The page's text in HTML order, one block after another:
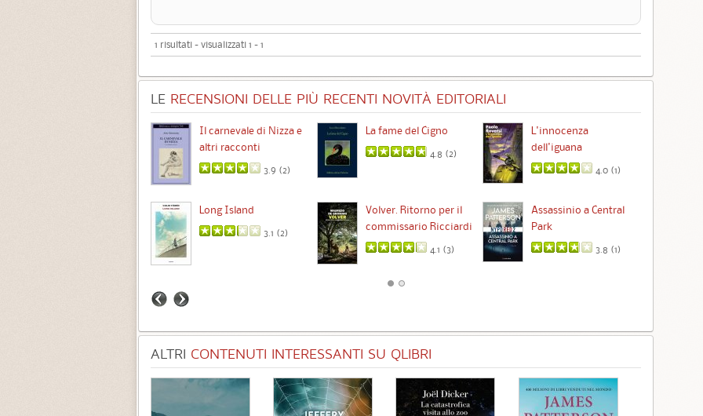
1 risultati - visualizzati 1 - 1
LE RECENSIONI DELLE PIÙ RECENTI NOVITÀ EDITORIALI
Il carnevale di Nizza e
altri racconti
3.9 (2)
La fame del Cigno
4.8 (2)
L'innocenza
dell'iguana
4.0 (1)
Long Island
3.1 (2)
Volver. Ritorno per il
commissario Ricciardi
4.1 (3)
Assassinio a Central
Park
3.8 (1)
ALTRI CONTENUTI INTERESSANTI SU QLIBRI